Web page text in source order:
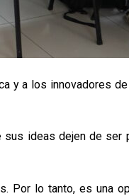
y a los innovadores
sus ideas dejen de
Por lo tanto, es una